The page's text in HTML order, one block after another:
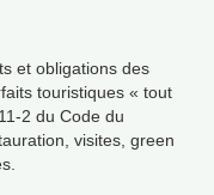
et obligations des
touristiques« tout
2 du Code du
visites, green